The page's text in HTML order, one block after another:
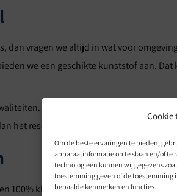
Cookie
Om de beste ervaringen te bieden,
apparaatinformatie op te slaan en/of te
technologieën kunnen wij gegevens
toestemming geven of de
bepaalde kenmerken en functies.
dan vragen we altijd in wat voor
we een geschikte kunststof aan.
Sommige materialen bieden
het resopal van vroeger. Denk aan
100% klanttevredenheid.